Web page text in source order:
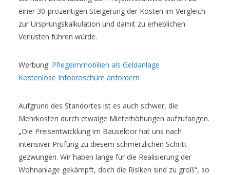
einer 30-prozentigen Steigerung der Kosten im Vergleich
zur Ursprungskalkulation und damit zu erheblichen
Verlusten führen würde.
Werbung: Pflegeimmobilien als Geldanlage
Kostenlose Infobroschüre anfordern
Aufgrund des Standortes ist es auch schwer, die
Mehrkosten durch etwaige Mieterhöhungen aufzufangen.
„Die Preisentwicklung im Bausektor hat uns nach
intensiver Prüfung zu diesem schmerzlichen Schritt
gezwungen. Wir haben lange für die Realisierung der
Wohnanlage gekämpft, doch die Risiken sind zu groß“, so